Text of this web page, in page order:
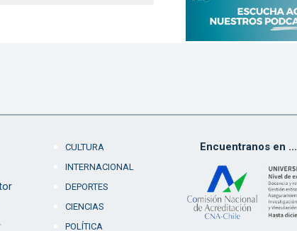
CULTURA
INTERNACIONAL
DEPORTES
CIENCIAS
POLÍTICA
Encuentranos en ...